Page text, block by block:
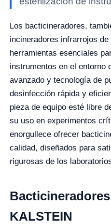
Los bacticineradores,
incineradores infrarrojos
herramientas esenciales
instrumentos en el entorno
avanzado y tecnología de
desinfección rápida y
pieza de equipo esté libre
su uso en experimentos
enorgullece ofrecer
calidad, diseñados para
rigurosas de los
KALSTEIN